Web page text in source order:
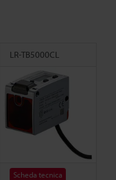
LR-TB5000CL
Scheda tecnica